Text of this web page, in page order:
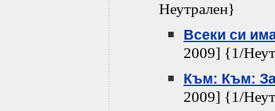
Неутрален}
Всеки си
2009] {1/
Към: Към: За
2009] {1/